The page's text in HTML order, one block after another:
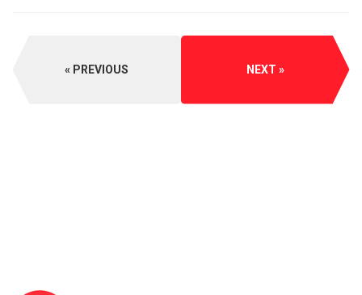
PREVIOUS NEXT